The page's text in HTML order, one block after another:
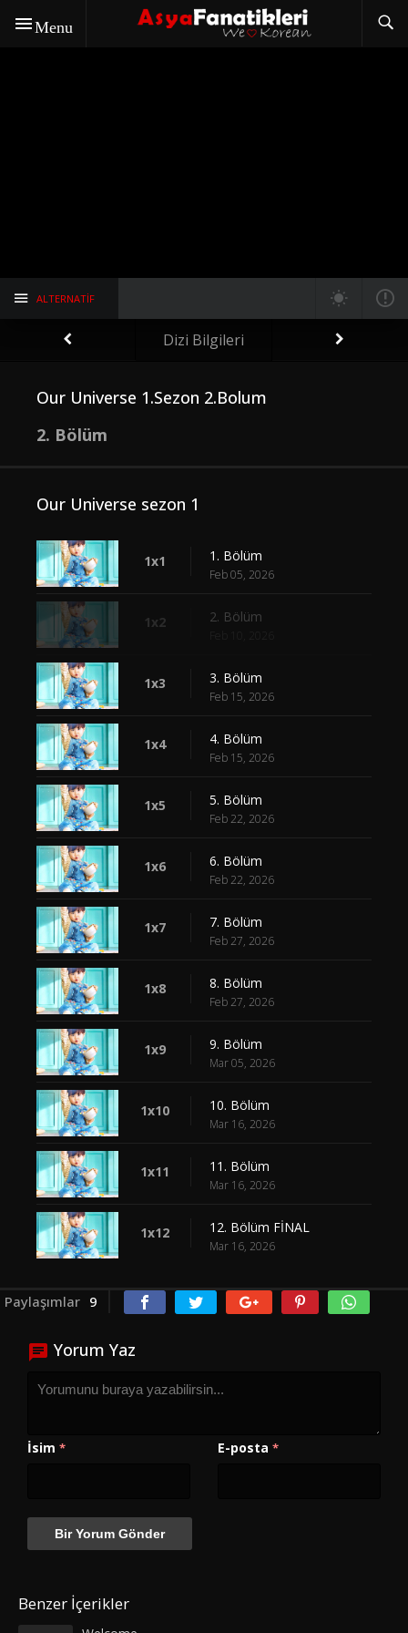
Menu
ALTERNATIF
Dizi Bilgileri
Our Universe 1.Sezon 2.Bolum
2. Bölüm
Our Universe sezon 1
1x1 1. Bölüm
Feb 05, 2026
1x2 2. Bölüm
1x3 3. Bölüm
Feb 15, 2026
1x4 4. Bölüm
Feb 15, 2026
1x5 5. Bölüm
Feb 22, 2026
1x6 6. Bölüm
Feb 22, 2026
1x7 7. Bölüm
Feb 27, 2026
1x8 8. Bölüm
Feb 27, 2026
1x9 9. Bölüm
Mar 05, 2026
1x10 10. Bölüm
Mar 16, 2026
1x11 11. Bölüm
Mar 16, 2026
1x12 12. Bölüm FİNAL
Mar 16, 2026
Paylaşımlar 9
Yorum Yaz
İsim * E-posta *
Benzer İçerikler